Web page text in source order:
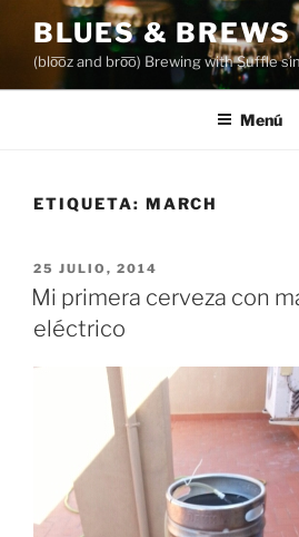
contenido
BLUES & BREWS
(blo͞oz and bro͞o) Brewing with Suffle
Menú
ETIQUETA: MARCH
PUBLICADO
EL
25 JULIO, 2014
Mi primera cerveza con
eléctrico